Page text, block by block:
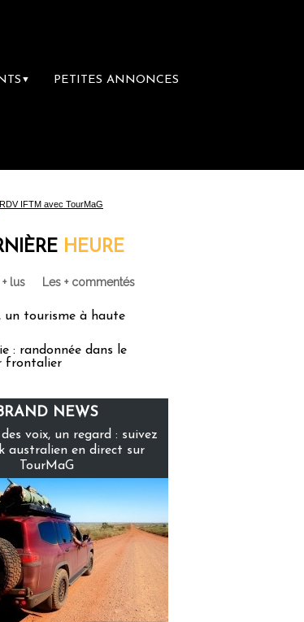
▼ PETITES ANNONCES
HEURE
lus Les + commentés
un tourisme à haute
: randonnée dans le
frontalier
NEWS
voix, un regard : suivez
australien en direct sur
TourMaG